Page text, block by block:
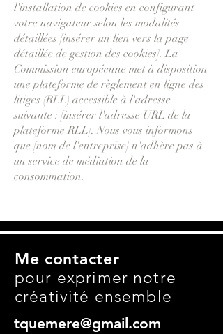
l'installation de cookies en configurant
votre navigateur selon les modalités
détaillées [insérer un lien vers la page
détaillée de gestion des cookies]. La
Commission européenne met à disposition
une plateforme de règlement en ligne des
litiges (RLL) accessible à l'adresse
suivante : [insérer l'adresse URL de la
plateforme RLL]. Nous vous informons
que [nom de l'entreprise] n'adhère pas à
un service de médiation de la
consommation.
Me contacter
pour exprimer notre
créativité ensemble
tquemere@gmail.com